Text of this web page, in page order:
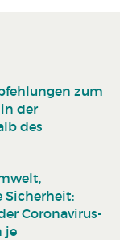
zum
der
des
Sicherheit:
Coronavirus-
je